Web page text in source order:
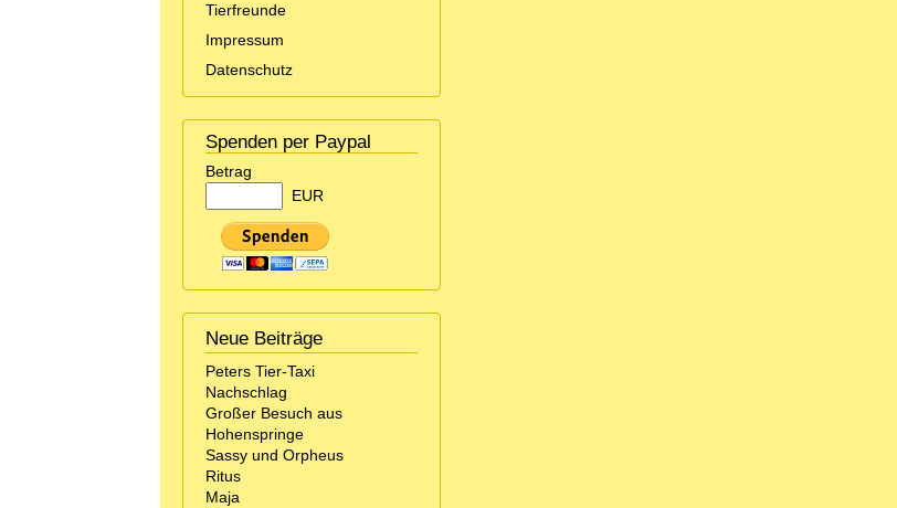
Tierfreunde
Impressum
Datenschutz
Spenden per Paypal
Betrag
EUR
Neue Beiträge
Peters Tier-Taxi
Nachschlag
Großer Besuch aus
Hohenspringe
Sassy und Orpheus
Ritus
Maja